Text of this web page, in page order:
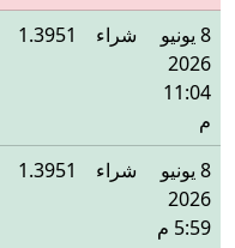
8 يونيو
2026
11:04
م
شراء 1.3951
8 يونيو
2026
5:59 م
شراء 1.3951